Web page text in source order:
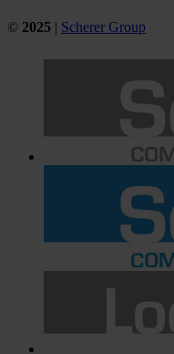
© 2025 | Scherer Group